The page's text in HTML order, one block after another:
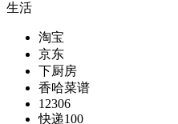
生活
淘宝
京东
下厨房
香哈菜谱
12306
快递100